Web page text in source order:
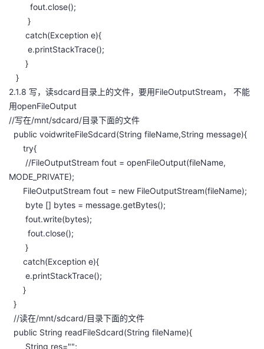
fout.close();
}
catch(Exception e){
e.printStackTrace();
}
}
2.1.8 写，读sdcard目录上的文件，要用FileOutputStream， 不能
用openFileOutput
//写在/mnt/sdcard/目录下面的文件
public voidwriteFileSdcard(String fileName,String message){
try{
//FileOutputStream fout = openFileOutput(fileName,
MODE_PRIVATE);
FileOutputStream fout = new FileOutputStream(fileName);
byte [] bytes = message.getBytes();
fout.write(bytes);
fout.close();
}
catch(Exception e){
e.printStackTrace();
}
}
//读在/mnt/sdcard/目录下面的文件
public String readFileSdcard(String fileName){
String res="";